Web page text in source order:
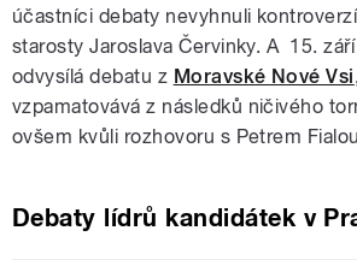
účastníci debaty nevyhnuli
starosty Jaroslava Červinky. A 15. září
odvysílá debatu z Moravské Nové Vsi
vzpamatovává z následků ničivého
ovšem kvůli rozhovoru s Petrem
Debaty lídrů kandidátek v